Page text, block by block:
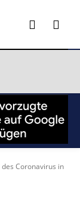
Coronavirus in